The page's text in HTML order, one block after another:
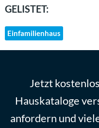
GELISTET:
Einfamilienhaus
Jetzt
Hauskataloge
anfordern und